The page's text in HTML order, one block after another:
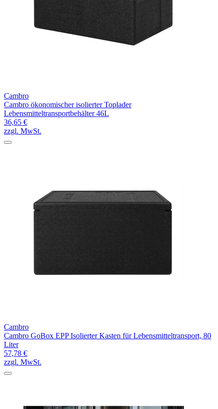
Cambro
Cambro ökonomischer isolierter Toplader
Lebensmitteltransportbehälter 46L
36,65 €
zzgl. MwSt.
Cambro
Cambro GoBox EPP Isolierter Kasten für Lebensmitteltransport, 80
Liter
57,78 €
zzgl. MwSt.